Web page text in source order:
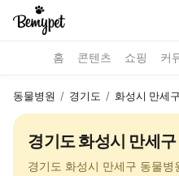
홈 콘텐츠 쇼핑 커
동물병원 / 경기도 / 화성시 만세구
경기도 화성시 만세
경기도 화성시 만세구 동물병